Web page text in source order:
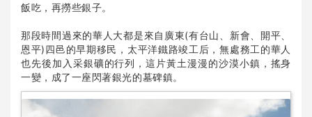
飯吃，再撈些銀子。
那段時間過來的華人大都是來自廣東(有台山、新會、開平、
恩平)四邑的早期移民，太平洋鐵路竣工后，無處務工的華人
也先後加入采銀礦的行列，這片黃土漫漫的沙漠小鎮，搖身
一變，成了一座閃著銀光的墓碑鎮。